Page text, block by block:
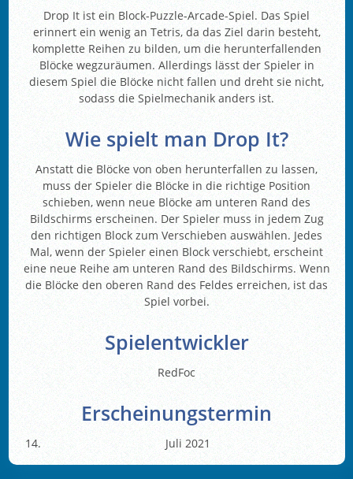
Drop It ist ein Block-Puzzle-Arcade-Spiel. Das Spiel
erinnert ein wenig an Tetris, da das Ziel darin besteht,
komplette Reihen zu bilden, um die herunterfallenden
Blöcke wegzuräumen. Allerdings lässt der Spieler in
diesem Spiel die Blöcke nicht fallen und dreht sie nicht,
sodass die Spielmechanik anders ist.
Wie spielt man Drop It?
Anstatt die Blöcke von oben herunterfallen zu lassen,
muss der Spieler die Blöcke in die richtige Position
schieben, wenn neue Blöcke am unteren Rand des
Bildschirms erscheinen. Der Spieler muss in jedem Zug
den richtigen Block zum Verschieben auswählen. Jedes
Mal, wenn der Spieler einen Block verschiebt, erscheint
eine neue Reihe am unteren Rand des Bildschirms. Wenn
die Blöcke den oberen Rand des Feldes erreichen, ist das
Spiel vorbei.
Spielentwickler
RedFoc
Erscheinungstermin
Juli 2021